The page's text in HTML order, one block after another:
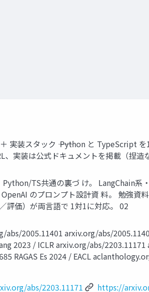
実装スタック ―― Python と TypeScript
実装は公式ドキュメントを掲載（捏造
TS共通の裏づ け。 LangChain系
のプロンプト設計資 料。 勉強
価）が両言語で 1対1に対応。 02
abs/2005.11401 arxiv.org/abs/
2023 / ICLR arxiv.org/abs/
RAGAS Es 2024 / EACL
abs/2203.11171
https://